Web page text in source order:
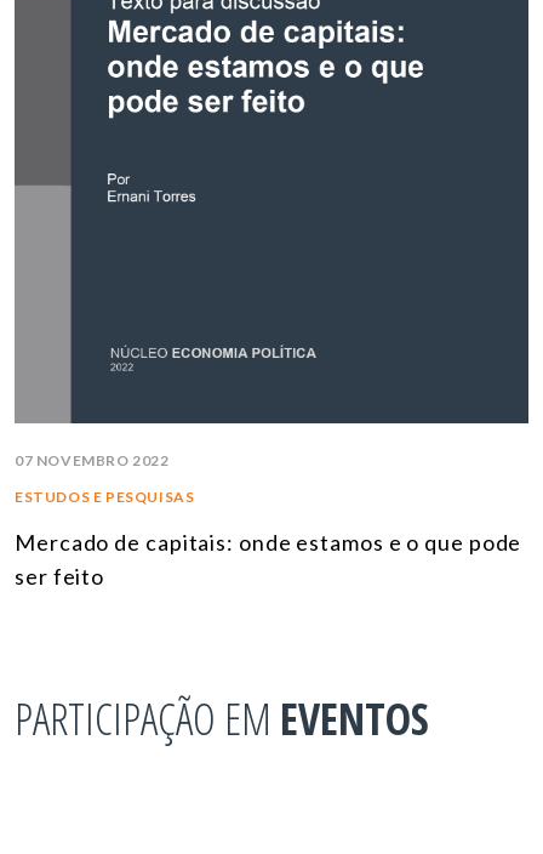
07 NOVEMBRO 2022
ESTUDOS E PESQUISAS
Mercado de capitais: onde estamos e o que pode
ser feito
PARTICIPAÇÃO EM EVENTOS